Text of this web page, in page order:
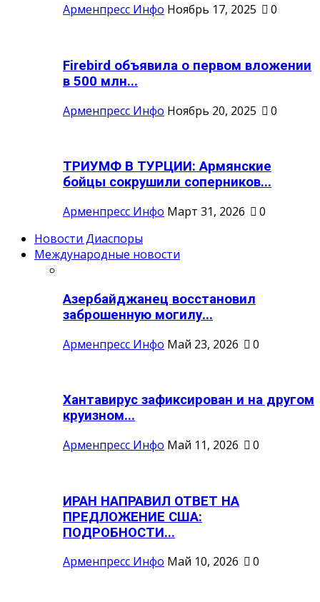
Арменпресс Инфо Ноябрь 17, 2025 0
Firebird объявила о первом вложении
в 500 млн...
Арменпресс Инфо Ноябрь 20, 2025 0
ТРИУМФ В ТУРЦИИ: Армянские
бойцы сокрушили соперников...
Арменпресс Инфо Март 31, 2026
0
Новости Диаспоры
Международные новости
Азербайджанец восстановил
заброшенную могилу...
Арменпресс Инфо Май 23, 2026 0
Хантавирус зафиксирован и на другом
круизном...
Арменпресс Инфо Май 11, 2026 0
ИРАН НАПРАВИЛ ОТВЕТ НА
ПРЕДЛОЖЕНИЕ США:
ПОДРОБНОСТИ...
Арменпресс Инфо Май 10, 2026 0